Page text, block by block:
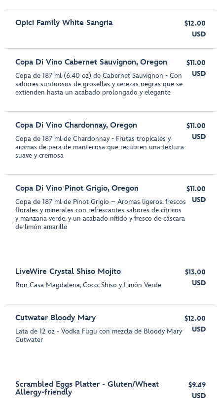
Opici Family White Sangria
$12.00
USD
Copa Di Vino Cabernet Sauvignon, Oregon
Copa de 187 ml (6.40 oz) de Cabernet Sauvignon - Con
sabores suntuosos de grosellas y cerezas negras que se
extienden hasta un acabado prolongado y elegante
$11.00
USD
Copa Di Vino Chardonnay, Oregon
Copa de 187 ml de Chardonnay - Frutas tropicales y
aromas de pera de mantecosa que recubren una textura
suave y cremosa
$11.00
USD
Copa Di Vino Pinot Grigio, Oregon
Copa de 187 ml de Pinot Grigio – Aromas ligeros, frescos
florales y minerales con refrescantes sabores de cítricos
y manzana verde, y un acabado nítido y fresco de cáscara
de limón amarillo
$11.00
USD
LiveWire Crystal Shiso Mojito
Ron Casa Magdalena, Coco, Shiso y Limón Verde
$13.00
USD
Cutwater Bloody Mary
Lata de 12 oz - Vodka Fugu con mezcla de Bloody Mary
Cutwater
$12.00
USD
Scrambled Eggs Platter - Gluten/Wheat
Allergy-friendly
$9.49
USD